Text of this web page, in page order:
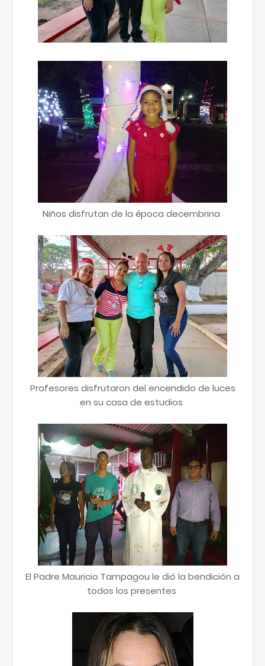
Niños disfrutan de la época decembrina
Profesores disfrutaron del encendido de luces
en su casa de estudios
El Padre Mauricio Tampagou le dió la bendición a
todos los presentes